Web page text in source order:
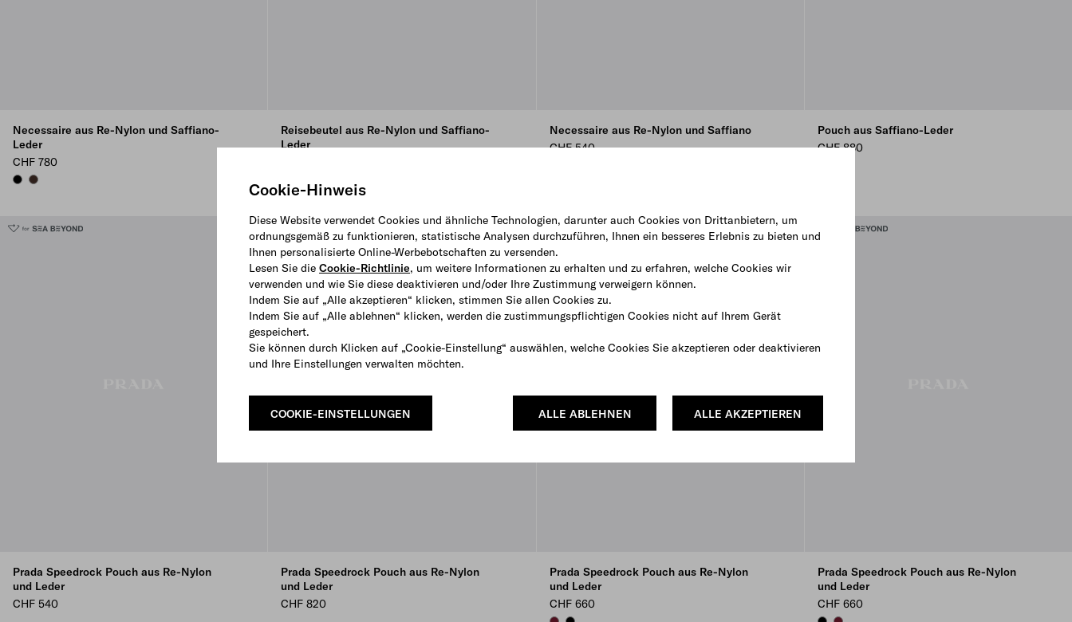
Cookie-Hinweis
Diese Website verwendet Cookies und ähnliche Technologien, darunter auch Cookies von Drittanbietern, um
ordnungsgemäß zu funktionieren, statistische Analysen durchzuführen, Ihnen ein besseres Erlebnis zu bieten und
Ihnen personalisierte Online-Werbebotschaften zu versenden.
Lesen Sie die Cookie-Richtlinie, um weitere Informationen zu erhalten und zu erfahren, welche Cookies wir
verwenden und wie Sie diese deaktivieren und/oder Ihre Zustimmung verweigern können.
Indem Sie auf „Alle akzeptieren“ klicken, stimmen Sie allen Cookies zu.
Indem Sie auf „Alle ablehnen“ klicken, werden die zustimmungspflichtigen Cookies nicht auf Ihrem Gerät
gespeichert.
Sie können durch Klicken auf „Cookie-Einstellung“ auswählen, welche Cookies Sie akzeptieren oder deaktivieren
und Ihre Einstellungen verwalten möchten.
ALLE AKZEPTIEREN
ALLE ABLEHNEN
COOKIE-EINSTELLUNGEN
Necessaire aus Re-Nylon und Saffiano-
Leder
CHF 780
BLACKSIENNA
Reisebeutel aus Re-Nylon und Saffiano-
Leder
Necessaire aus Re-Nylon und Saffiano
CHF 540
Pouch aus Saffiano-Leder
CHF 880
Prada Speedrock Pouch aus Re-Nylon
und Leder
CHF 540
Prada Speedrock Pouch aus Re-Nylon
und Leder
CHF 820
Prada Speedrock Pouch aus Re-Nylon
und Leder
CHF 660
Prada Speedrock Pouch aus Re-Nylon
und Leder
CHF 660